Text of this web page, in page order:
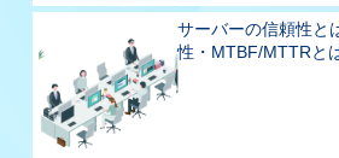
サーバーの信頼性と
性・MTBF/MTTRと